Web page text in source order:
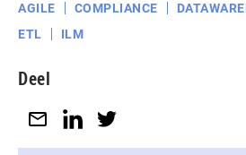
AGILE COMPLIANCE
ETL
ILM
Deel